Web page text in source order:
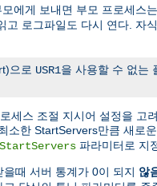
에게 보내면 부모 프로세스
고 로그파일도 다시 연다. 자
으로 USR1을 사용할 수 없는
세스 조절 지시어 설정을 고
소한 StartServers만큼 새로
StartServers 파라미터로 지
을때 서버 통계가 0이 되지 않